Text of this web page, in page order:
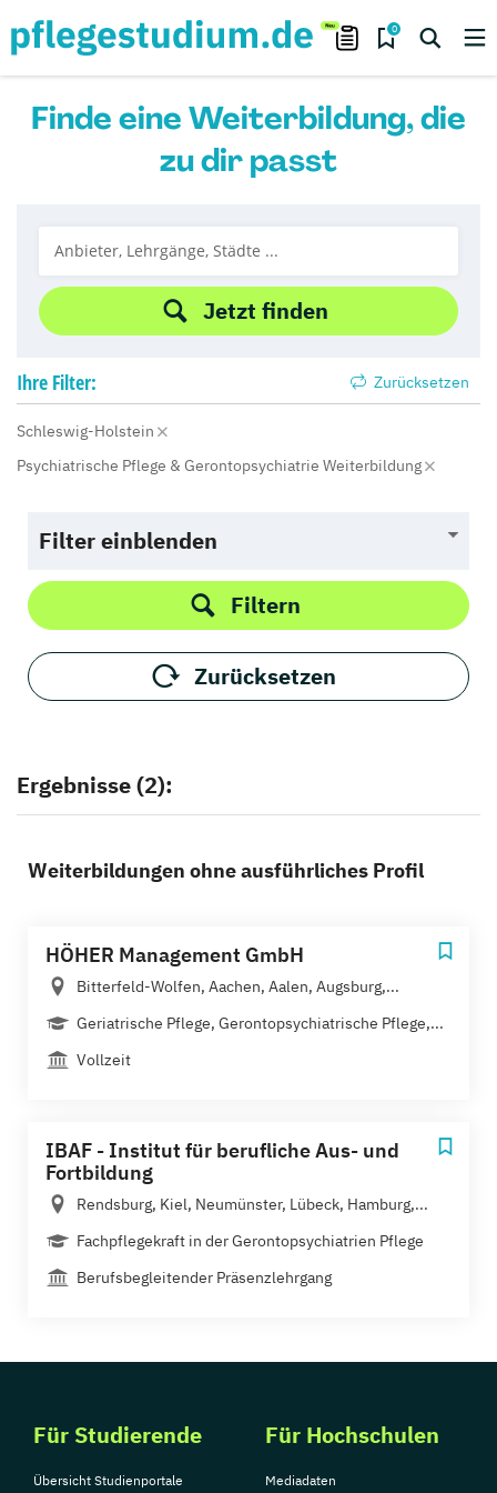
0
Finde eine Weiterbildung, die
zu dir passt
Jetzt finden
Ihre Filter: Zurücksetzen
Schleswig-Holstein
Psychiatrische Pflege & Gerontopsychiatrie Weiterbildung
Filter einblenden
Filtern
Zurücksetzen
Ergebnisse (2):
Weiterbildungen ohne ausführliches Profil
HÖHER Management GmbH
Bitterfeld-Wolfen, Aachen, Aalen, Augsburg,...
Geriatrische Pflege, Gerontopsychiatrische Pflege,...
Vollzeit
IBAF - Institut für berufliche Aus- und
Fortbildung
Rendsburg, Kiel, Neumünster, Lübeck, Hamburg,...
Fachpflegekraft in der Gerontopsychiatrien Pflege
Berufsbegleitender Präsenzlehrgang
Für Studierende
Übersicht Studienportale
Für Hochschulen
Mediadaten